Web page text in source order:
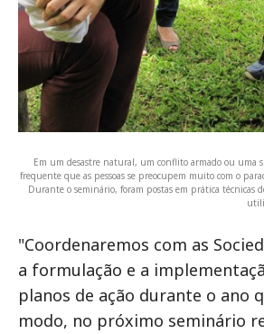
Em um desastre natural, um conflito armado ou uma
frequente que as pessoas se preocupem muito com o
Durante o seminário, foram postas em prática técnicas
"Coordenaremos com as
a formulação e a
planos de ação durante o ano
modo, no próximo seminário